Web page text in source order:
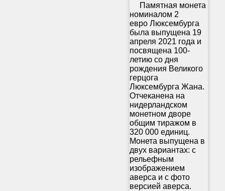
Памятная монета
номиналом 2
евро Люксембурга
была выпущена 19
апреля 2021 года и
посвящена 100-
летию со дня
рождения Великого
герцога
Люксембурга Жана.
Отчеканена на
нидерландском
монетном дворе
общим тиражом в
320 000 единиц.
Монета выпущена в
двух вариантах: с
рельефным
изображением
аверса и с фото
версией аверса.